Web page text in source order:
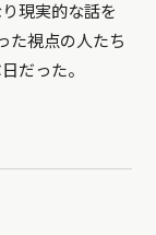
現実的な話を
た視点の人たち
だった。